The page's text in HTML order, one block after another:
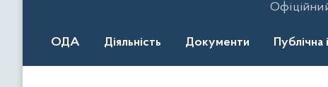
ОДА Діяльність Документи Публічна